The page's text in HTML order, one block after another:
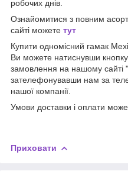
робочих днів.
Ознайомитися з повним
сайті можете тут
Купити одномісний гамак
Ви можете натиснувши
замовлення на нашому сайті
зателефонувавши нам за
нашої компанії.
Умови доставки і оплати
Приховати